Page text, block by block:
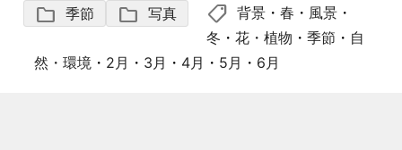
folder 季節 folder 写真 shoppingmode 背景 ・春 ・ 風景 ・
冬 ・花・植物 ・季節 ・ 自
然・環境 ・ 2月 ・ 3月 ・ 4月 ・ 5月 ・ 6月